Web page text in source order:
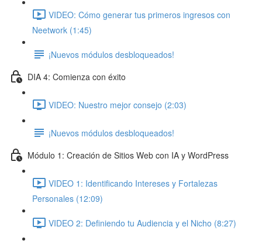
VIDEO: Cómo generar tus primeros ingresos con
Neetwork (1:45)
¡Nuevos módulos desbloqueados!
DIA 4: Comienza con éxito
VIDEO: Nuestro mejor consejo (2:03)
¡Nuevos módulos desbloqueados!
Módulo 1: Creación de Sitios Web con IA y WordPress
VIDEO 1: Identificando Intereses y Fortalezas
Personales (12:09)
VIDEO 2: Definiendo tu Audiencia y el Nicho (8:27)